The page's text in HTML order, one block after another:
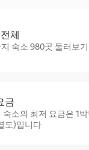
체
숙소 980곳 둘러보기
금
숙소의 최저 요금은 1
도)입니다